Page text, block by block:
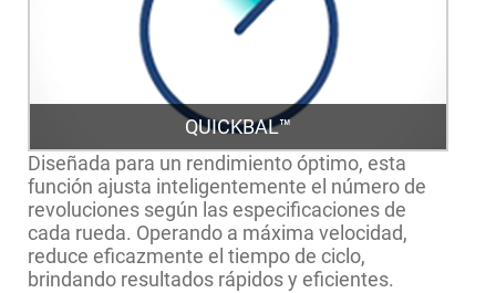
QUICKBAL™
Diseñada para un rendimiento óptimo, esta
función ajusta inteligentemente el número de
revoluciones según las especificaciones de
cada rueda. Operando a máxima velocidad,
reduce eficazmente el tiempo de ciclo,
brindando resultados rápidos y eficientes.